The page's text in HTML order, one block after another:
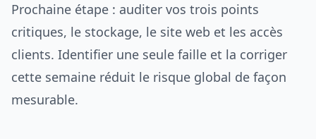
Prochaine étape : auditer vos trois points
critiques, le stockage, le site web et les accès
clients. Identifier une seule faille et la corriger
cette semaine réduit le risque global de façon
mesurable.